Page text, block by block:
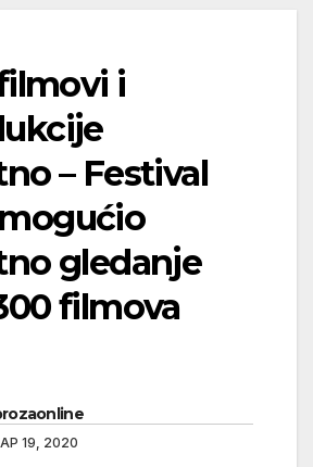
i
– Festival
gledanje
filmova
19, 2020